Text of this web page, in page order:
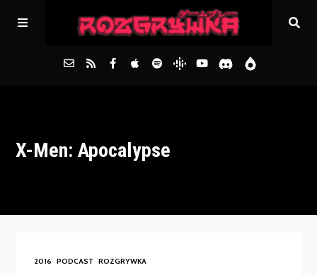
Archiwum
X-Men: Apocalypse
2016 PODCAST ROZGRYWKA